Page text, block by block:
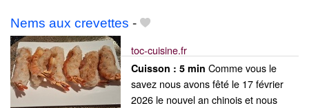
Nems aux crevettes -
toc-cuisine.fr
Cuisson : 5 min Comme vous le
savez nous avons fêté le 17 février
2026 le nouvel an chinois et nous